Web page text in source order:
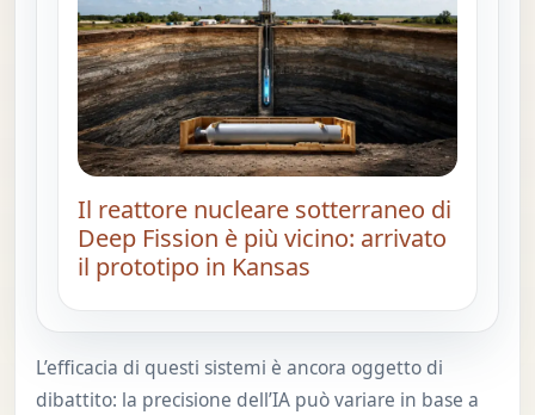
Il reattore nucleare sotterraneo di
Deep Fission è più vicino: arrivato
il prototipo in Kansas
L’efficacia di questi sistemi è ancora oggetto di
dibattito: la precisione dell’IA può variare in base a